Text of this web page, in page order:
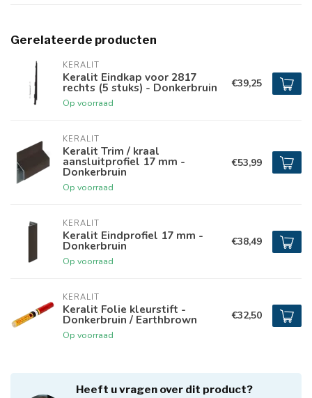
Gerelateerde producten
KERALIT
Keralit Eindkap voor 2817
rechts (5 stuks) - Donkerbruin
Op voorraad
€39,25
KERALIT
Keralit Trim / kraal
aansluitprofiel 17 mm -
Donkerbruin
Op voorraad
€53,99
KERALIT
Keralit Eindprofiel 17 mm -
Donkerbruin
Op voorraad
€38,49
KERALIT
Keralit Folie kleurstift -
Donkerbruin / Earthbrown
Op voorraad
€32,50
Heeft u vragen over dit product?